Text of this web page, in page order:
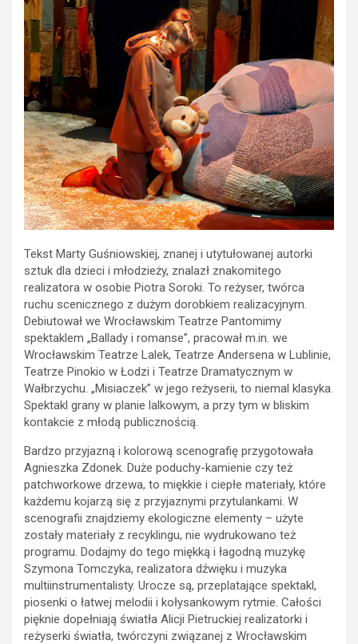
Tekst Marty Guśniowskiej, znanej i utytułowanej autorki
sztuk dla dzieci i młodzieży, znalazł znakomitego
realizatora w osobie Piotra Soroki. To reżyser, twórca
ruchu scenicznego z dużym dorobkiem realizacyjnym.
Debiutował we Wrocławskim Teatrze Pantomimy
spektaklem „Ballady i romanse”, pracował m.in. we
Wrocławskim Teatrze Lalek, Teatrze Andersena w Lublinie,
Teatrze Pinokio w Łodzi i Teatrze Dramatycznym w
Wałbrzychu. „Misiaczek” w jego reżyserii, to niemal klasyka.
Spektakl grany w planie lalkowym, a przy tym w bliskim
kontakcie z młodą publicznością.
Bardzo przyjazną i kolorową scenografię przygotowała
Agnieszka Zdonek. Duże poduchy-kamienie czy też
patchworkowe drzewa, to miękkie i ciepłe materiały, które
każdemu kojarzą się z przyjaznymi przytulankami. W
scenografii znajdziemy ekologiczne elementy – użyte
zostały materiały z recyklingu, nie wydrukowano też
programu. Dodajmy do tego miękką i łagodną muzykę
Szymona Tomczyka, realizatora dźwięku i muzyka
multiinstrumentalisty. Urocze są, przeplatające spektakl,
piosenki o łatwej melodii i kołysankowym rytmie. Całości
pięknie dopełniają światła Alicji Pietruckiej realizatorki i
reżyserki światła, twórczyni związanej z Wrocławskim